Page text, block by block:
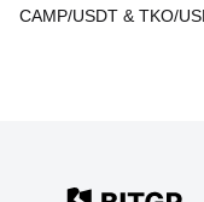
CAMP/USDT & TKO/